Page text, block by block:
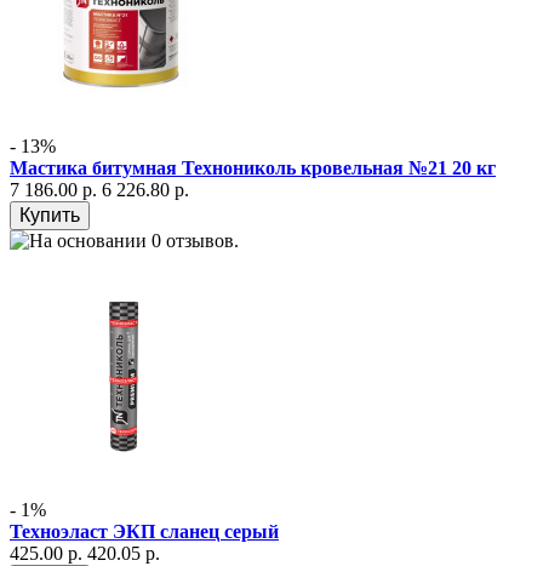
- 13%
Мастика битумная Технониколь кровельная №21 20 кг
7 186.00 р. 6 226.80 р.
- 1%
Техноэласт ЭКП сланец серый
425.00 р. 420.05 р.